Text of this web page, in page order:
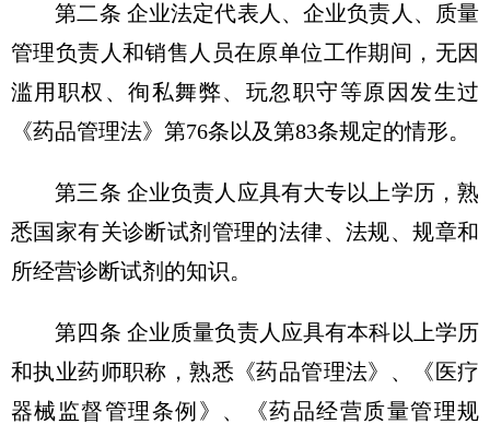
第二条 企业法定代表人、企业负责人、质量
管理负责人和销售人员在原单位工作期间，无因
滥用职权、徇私舞弊、玩忽职守等原因发生过
《药品管理法》第76条以及第83条规定的情形。
第三条 企业负责人应具有大专以上学历，熟
悉国家有关诊断试剂管理的法律、法规、规章和
所经营诊断试剂的知识。
第四条 企业质量负责人应具有本科以上学历
和执业药师职称，熟悉《药品管理法》、《医疗
器械监督管理条例》、《药品经营质量管理规